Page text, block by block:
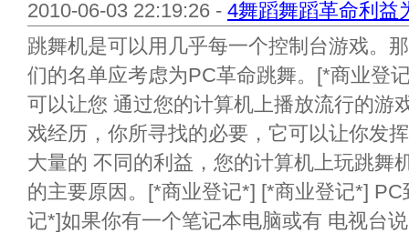
2010-06-03 22:19:26 - 4舞蹈舞蹈革命利益
跳舞机是可以用几乎每一个控制台游戏。
们的名单应考虑为PC革命跳舞。[*商业登
可以让您 通过您的计算机上播放流行的游
戏经历，你所寻找的必要，它可以让你发
大量的 不同的利益，您的计算机上玩跳舞
的主要原因。[*商业登记*] [*商业登记*]
记*]如果你有一个笔记本电脑或有 电视台